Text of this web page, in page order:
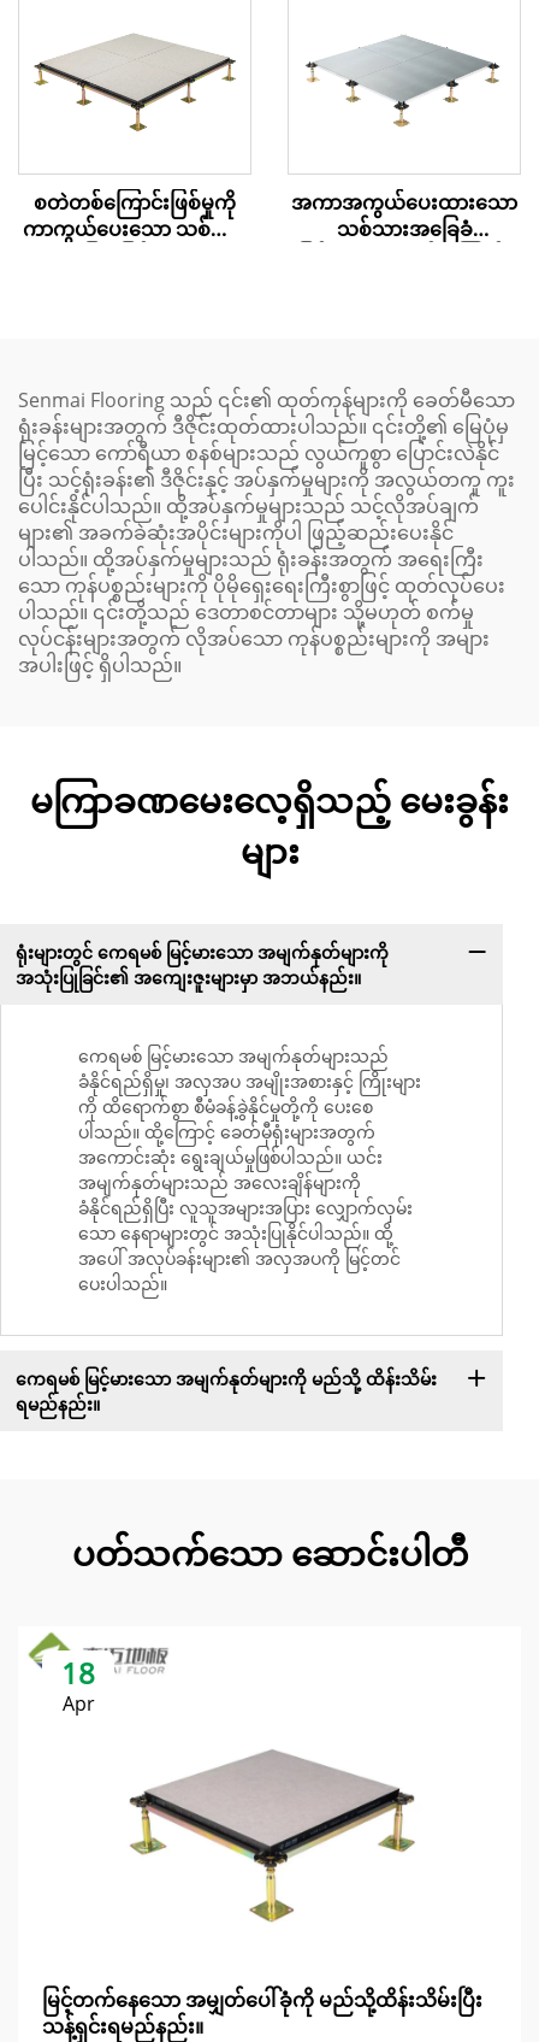
စတဲတစ်ကြောင်းဖြစ်မှုကို
ကာကွယ်ပေးသော သစ်သား
အကာအကွယ်ပေးထားသော
သစ်သားအခြေခံ
Senmai Flooring သည် ၎င်း၏ ထုတ်ကုန်များကို ခေတ်မီသော
ရုံးခန်းများအတွက် ဒီဇိုင်းထုတ်ထားပါသည်။ ၎င်းတို့၏ မြေပုံမှ
မြင့်သော ကော်ရီယာ စနစ်များသည် လွယ်ကူစွာ ပြောင်းလဲနိုင်
ပြီး သင့်ရုံးခန်း၏ ဒီဇိုင်းနှင့် အပ်နှက်မှုများကို အလွယ်တကူ ကူး
ပေါင်းနိုင်ပါသည်။ ထို့အပ်နှက်မှုများသည် သင့်လိုအပ်ချက်
များ၏ အခက်ခဲဆုံးအပိုင်းများကိုပါ ဖြည့်ဆည်းပေးနိုင်
ပါသည်။ ထို့အပ်နှက်မှုများသည် ရုံးခန်းအတွက် အရေးကြီး
သော ကုန်ပစ္စည်းများကို ပိုမိုရှေးရေးကြီးစွာဖြင့် ထုတ်လုပ်ပေး
ပါသည်။ ၎င်းတို့သည် ဒေတာစင်တာများ သို့မဟုတ် စက်မှု
လုပ်ငန်းများအတွက် လိုအပ်သော ကုန်ပစ္စည်းများကို အများ
အပါးဖြင့် ရှိပါသည်။
မကြာခဏမေးလေ့ရှိသည့် မေးခွန်း
များ
ရုံးများတွင် ကေရမစ် မြင့်မားသော အမျက်နုတ်များကို
အသုံးပြုခြင်း၏ အကျေးဇူးများမှာ အဘယ်နည်း။
ကေရမစ် မြင့်မားသော အမျက်နုတ်များသည်
ခံနိုင်ရည်ရှိမှု၊ အလှအပ အမျိုးအစားနှင့် ကြိုးများ
ကို ထိရောက်စွာ စီမံခန့်ခွဲနိုင်မှုတို့ကို ပေးစေ
ပါသည်။ ထို့ကြောင့် ခေတ်မှီရုံးများအတွက်
အကောင်းဆုံး ရွေးချယ်မှုဖြစ်ပါသည်။ ယင်း
အမျက်နုတ်များသည် အလေးချိန်များကို
ခံနိုင်ရည်ရှိပြီး လူသူအများအပြား လျှောက်လှမ်း
သော နေရာများတွင် အသုံးပြုနိုင်ပါသည်။ ထို့
အပေါ် အလုပ်ခန်းများ၏ အလှအပကို မြင့်တင်
ပေးပါသည်။
ကေရမစ် မြင့်မားသော အမျက်နုတ်များကို မည်သို့ ထိန်းသိမ်း
ရမည်နည်း။
ပတ်သက်သော ဆောင်းပါတီ
18
Apr
မြင့်တက်နေသော အမျှတ်ပေါ်ခုံကို မည်သို့ထိန်းသိမ်းပြီး
သန့်ရှင်းရမည်နည်း။